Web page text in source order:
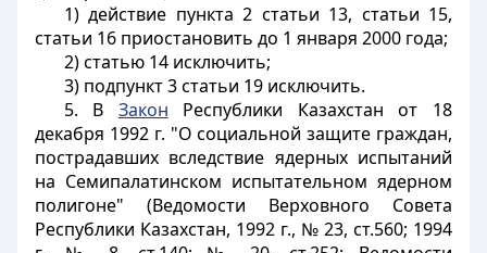
1) действие пункта 2 статьи 13, статьи 15,
статьи 16 приостановить до 1 января 2000 года;
2) статью 14 исключить;
3) подпункт 3 статьи 19 исключить.
5. В Закон Республики Казахстан от 18
декабря 1992 г. "О социальной защите граждан,
пострадавших вследствие ядерных испытаний
на Семипалатинском испытательном ядерном
полигоне" (Ведомости Верховного Совета
Республики Казахстан, 1992 г., № 23, ст.560; 1994